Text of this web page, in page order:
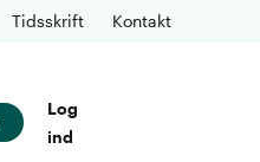
Tidsskrift Kontakt
Log
ind